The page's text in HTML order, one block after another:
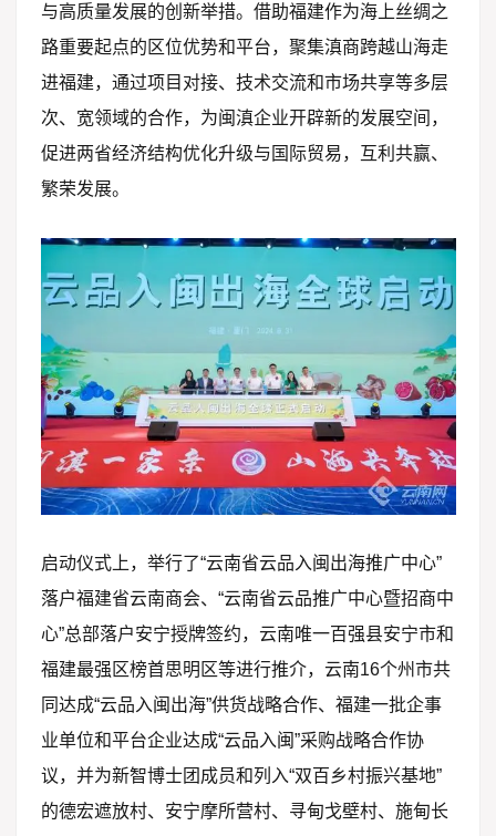
与高质量发展的创新举措。借助福建作为海上丝绸之
路重要起点的区位优势和平台，聚集滇商跨越山海走
进福建，通过项目对接、技术交流和市场共享等多层
次、宽领域的合作，为闽滇企业开辟新的发展空间，
促进两省经济结构优化升级与国际贸易，互利共赢、
繁荣发展。
启动仪式上，举行了“云南省云品入闽出海推广中心”
落户福建省云南商会、“云南省云品推广中心暨招商中
心”总部落户安宁授牌签约，云南唯一百强县安宁市和
福建最强区榜首思明区等进行推介，云南16个州市共
同达成“云品入闽出海”供货战略合作、福建一批企事
业单位和平台企业达成“云品入闽”采购战略合作协
议，并为新智博士团成员和列入“双百乡村振兴基地”
的德宏遮放村、安宁摩所营村、寻甸戈壁村、施甸长